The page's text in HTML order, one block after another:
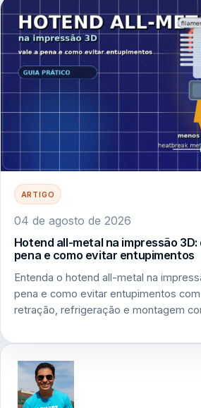
ARTIGO
04 de agosto de 2026
Hotend all-metal na impressão 3D:
pena e como evitar entupimentos
Entenda o hotend all-metal na
pena e como evitar entupimentos
retração, refrigeração e montagem